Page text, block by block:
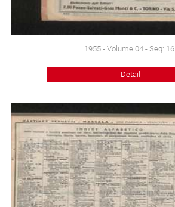
1955 - Volume 04 - Seq: 16
Detail